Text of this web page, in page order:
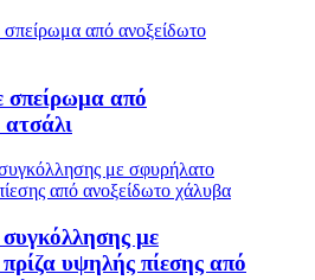
σπείρωμα από
ατσάλι
με
υψηλής πίεσης από